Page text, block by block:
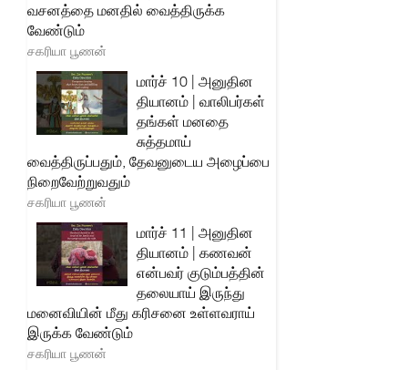
வசனத்தை மனதில் வைத்திருக்க
வேண்டும்
சகரியா பூணன்
மார்ச் 10 | அனுதின
தியானம் | வாலிபர்கள்
தங்கள் மனதை
சுத்தமாய்
வைத்திருப்பதும், தேவனுடைய அழைப்பை
நிறைவேற்றுவதும்
சகரியா பூணன்
மார்ச் 11 | அனுதின
தியானம் | கணவன்
என்பவர் குடும்பத்தின்
தலையாய் இருந்து
மனைவியின் மீது கரிசனை உள்ளவராய்
இருக்க வேண்டும்
சகரியா பூணன்